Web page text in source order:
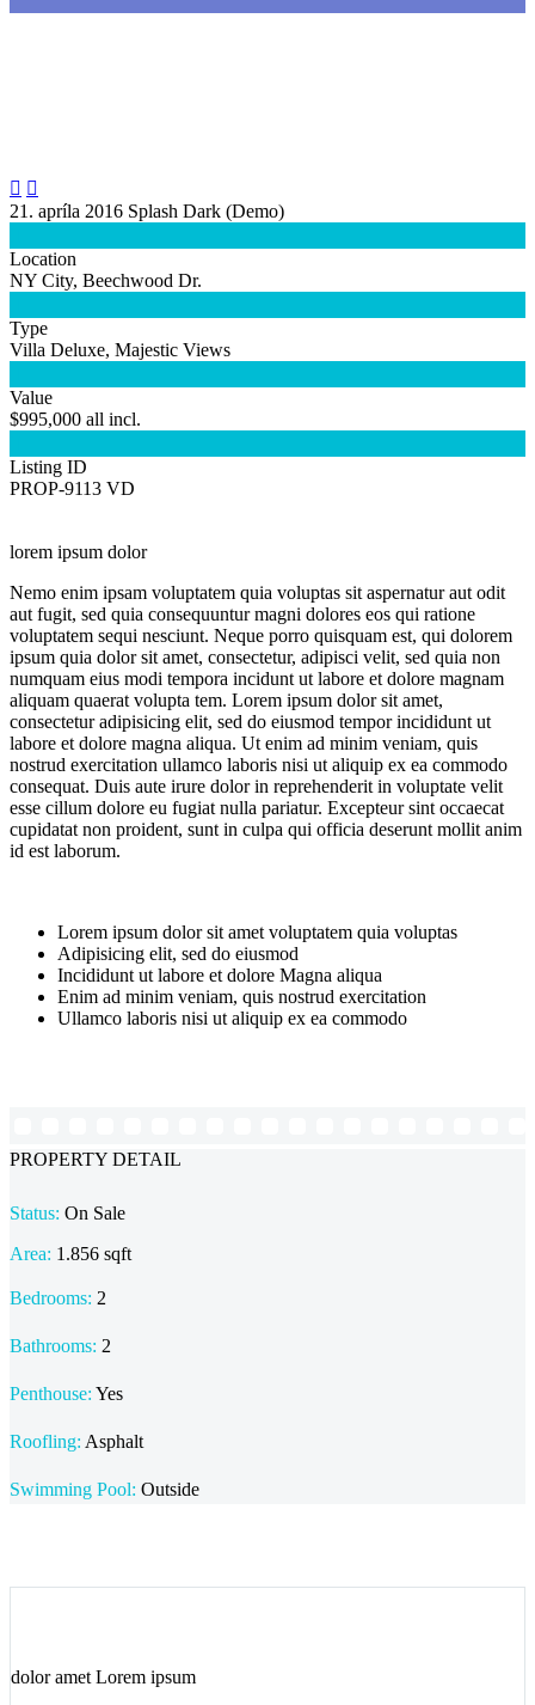
 
21. apríla 2016 Splash Dark (Demo)
Location
NY City, Beechwood Dr.
Type
Villa Deluxe, Majestic Views
Value
$995,000 all incl.
Listing ID
PROP-9113 VD
lorem ipsum dolor
Nemo enim ipsam voluptatem quia voluptas sit aspernatur aut odit
aut fugit, sed quia consequuntur magni dolores eos qui ratione
voluptatem sequi nesciunt. Neque porro quisquam est, qui dolorem
ipsum quia dolor sit amet, consectetur, adipisci velit, sed quia non
numquam eius modi tempora incidunt ut labore et dolore magnam
aliquam quaerat volupta tem. Lorem ipsum dolor sit amet,
consectetur adipisicing elit, sed do eiusmod tempor incididunt ut
labore et dolore magna aliqua. Ut enim ad minim veniam, quis
nostrud exercitation ullamco laboris nisi ut aliquip ex ea commodo
consequat. Duis aute irure dolor in reprehenderit in voluptate velit
esse cillum dolore eu fugiat nulla pariatur. Excepteur sint occaecat
cupidatat non proident, sunt in culpa qui officia deserunt mollit anim
id est laborum.
Lorem ipsum dolor sit amet voluptatem quia voluptas
Adipisicing elit, sed do eiusmod
Incididunt ut labore et dolore Magna aliqua
Enim ad minim veniam, quis nostrud exercitation
Ullamco laboris nisi ut aliquip ex ea commodo
PROPERTY DETAIL
Status: On Sale
Area: 1.856 sqft
Bedrooms: 2
Bathrooms: 2
Penthouse: Yes
Roofling: Asphalt
Swimming Pool: Outside
dolor amet Lorem ipsum